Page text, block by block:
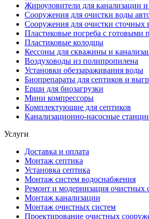
Жироуловители для канализации и
Сооружения для очистки воды
Сооружения для очистки сточных
Пластиковые погреба с готовыми
Пластиковые колодцы
Кессоны для скважины и
Воздуховоды из полипропилена
Установки обеззараживания воды
Биопрепараты для септиков и
Ерши для биозагрузки
Мини компрессоры
Комплектующие для септиков
Канализационно-насосные
Услуги
Доставка и оплата
Монтаж септика
Установка септика
Монтаж систем водоснабжения
Ремонт и модернизация очистных
Монтаж канализации
Монтаж очистных систем
Проектирование очистных